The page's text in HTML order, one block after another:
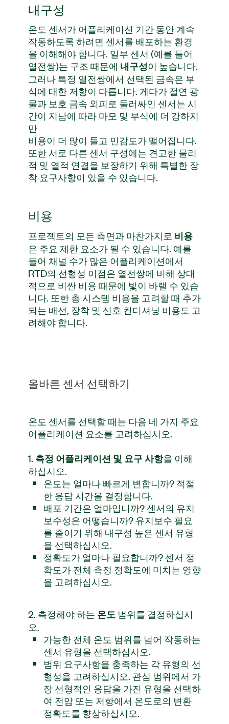
내구성
온도 센서가 어플리케이션 기간 동안 계속
작동하도록 하려면 센서를 배포하는 환경
을 이해해야 합니다. 일부 센서 (예를 들어
열전쌍)는 구조 때문에 내구성이 높습니다.
그러나 특정 열전쌍에서 선택된 금속은 부
식에 대한 저항이 다릅니다. 게다가 절연 광
물과 보호 금속 외피로 둘러싸인 센서는 시
간이 지남에 따라 마모 및 부식에 더 강하지
만
비용이 더 많이 들고 민감도가 떨어집니다.
또한 서로 다른 센서 구성에는 견고한 물리
적 및 열적 연결을 보장하기 위해 특별한 장
착 요구사항이 있을 수 있습니다.
비용
프로젝트의 모든 측면과 마찬가지로 비용
은 주요 제한 요소가 될 수 있습니다. 예를
들어 채널 수가 많은 어플리케이션에서
RTD의 선형성 이점은 열전쌍에 비해 상대
적으로 비싼 비용 때문에 빛이 바랠 수 있습
니다. 또한 총 시스템 비용을 고려할 때 추가
되는 배선, 장착 및 신호 컨디셔닝 비용도 고
려해야 합니다.
올바른 센서 선택하기
온도 센서를 선택할 때는 다음 네 가지 주요
어플리케이션 요소를 고려하십시오.
1. 측정 어플리케이션 및 요구 사항을 이해
하십시오.
온도는 얼마나 빠르게 변합니까? 적절
한 응답 시간을 결정합니다.
배포 기간은 얼마입니까? 센서의 유지
보수성은 어떻습니까? 유지보수 필요
를 줄이기 위해 내구성 높은 센서 유형
을 선택하십시오.
정확도가 얼마나 필요합니까? 센서 정
확도가 전체 측정 정확도에 미치는 영향
을 고려하십시오.
2. 측정해야 하는 온도 범위를 결정하십시
오.
가능한 전체 온도 범위를 넘어 작동하는
센서 유형을 선택하십시오.
범위 요구사항을 충족하는 각 유형의 선
형성을 고려하십시오. 관심 범위에서 가
장 선형적인 응답을 가진 유형을 선택하
여 전압 또는 저항에서 온도로의 변환
정확도를 향상하십시오.